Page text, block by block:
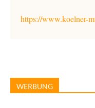
https://www.koelner-
WERBUNG